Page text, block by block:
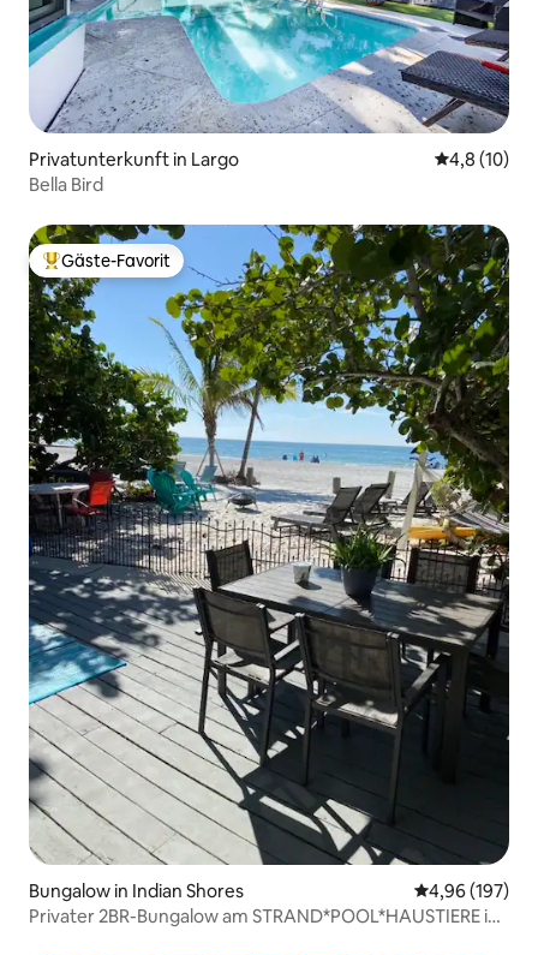
Privatunterkunft in Largo
4,8 (10)
Bella Bird
Beliebter Gäste-Favorit.
Gäste-Favorit
Bungalow in Indian Shores
4,96 (197)
Privater 2BR-Bungalow am STRAND*POOL*HAUSTIERE in